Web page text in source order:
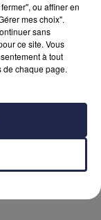
ou affiner en
mes choix".
sans
ce site. Vous
à tout
de chaque page.